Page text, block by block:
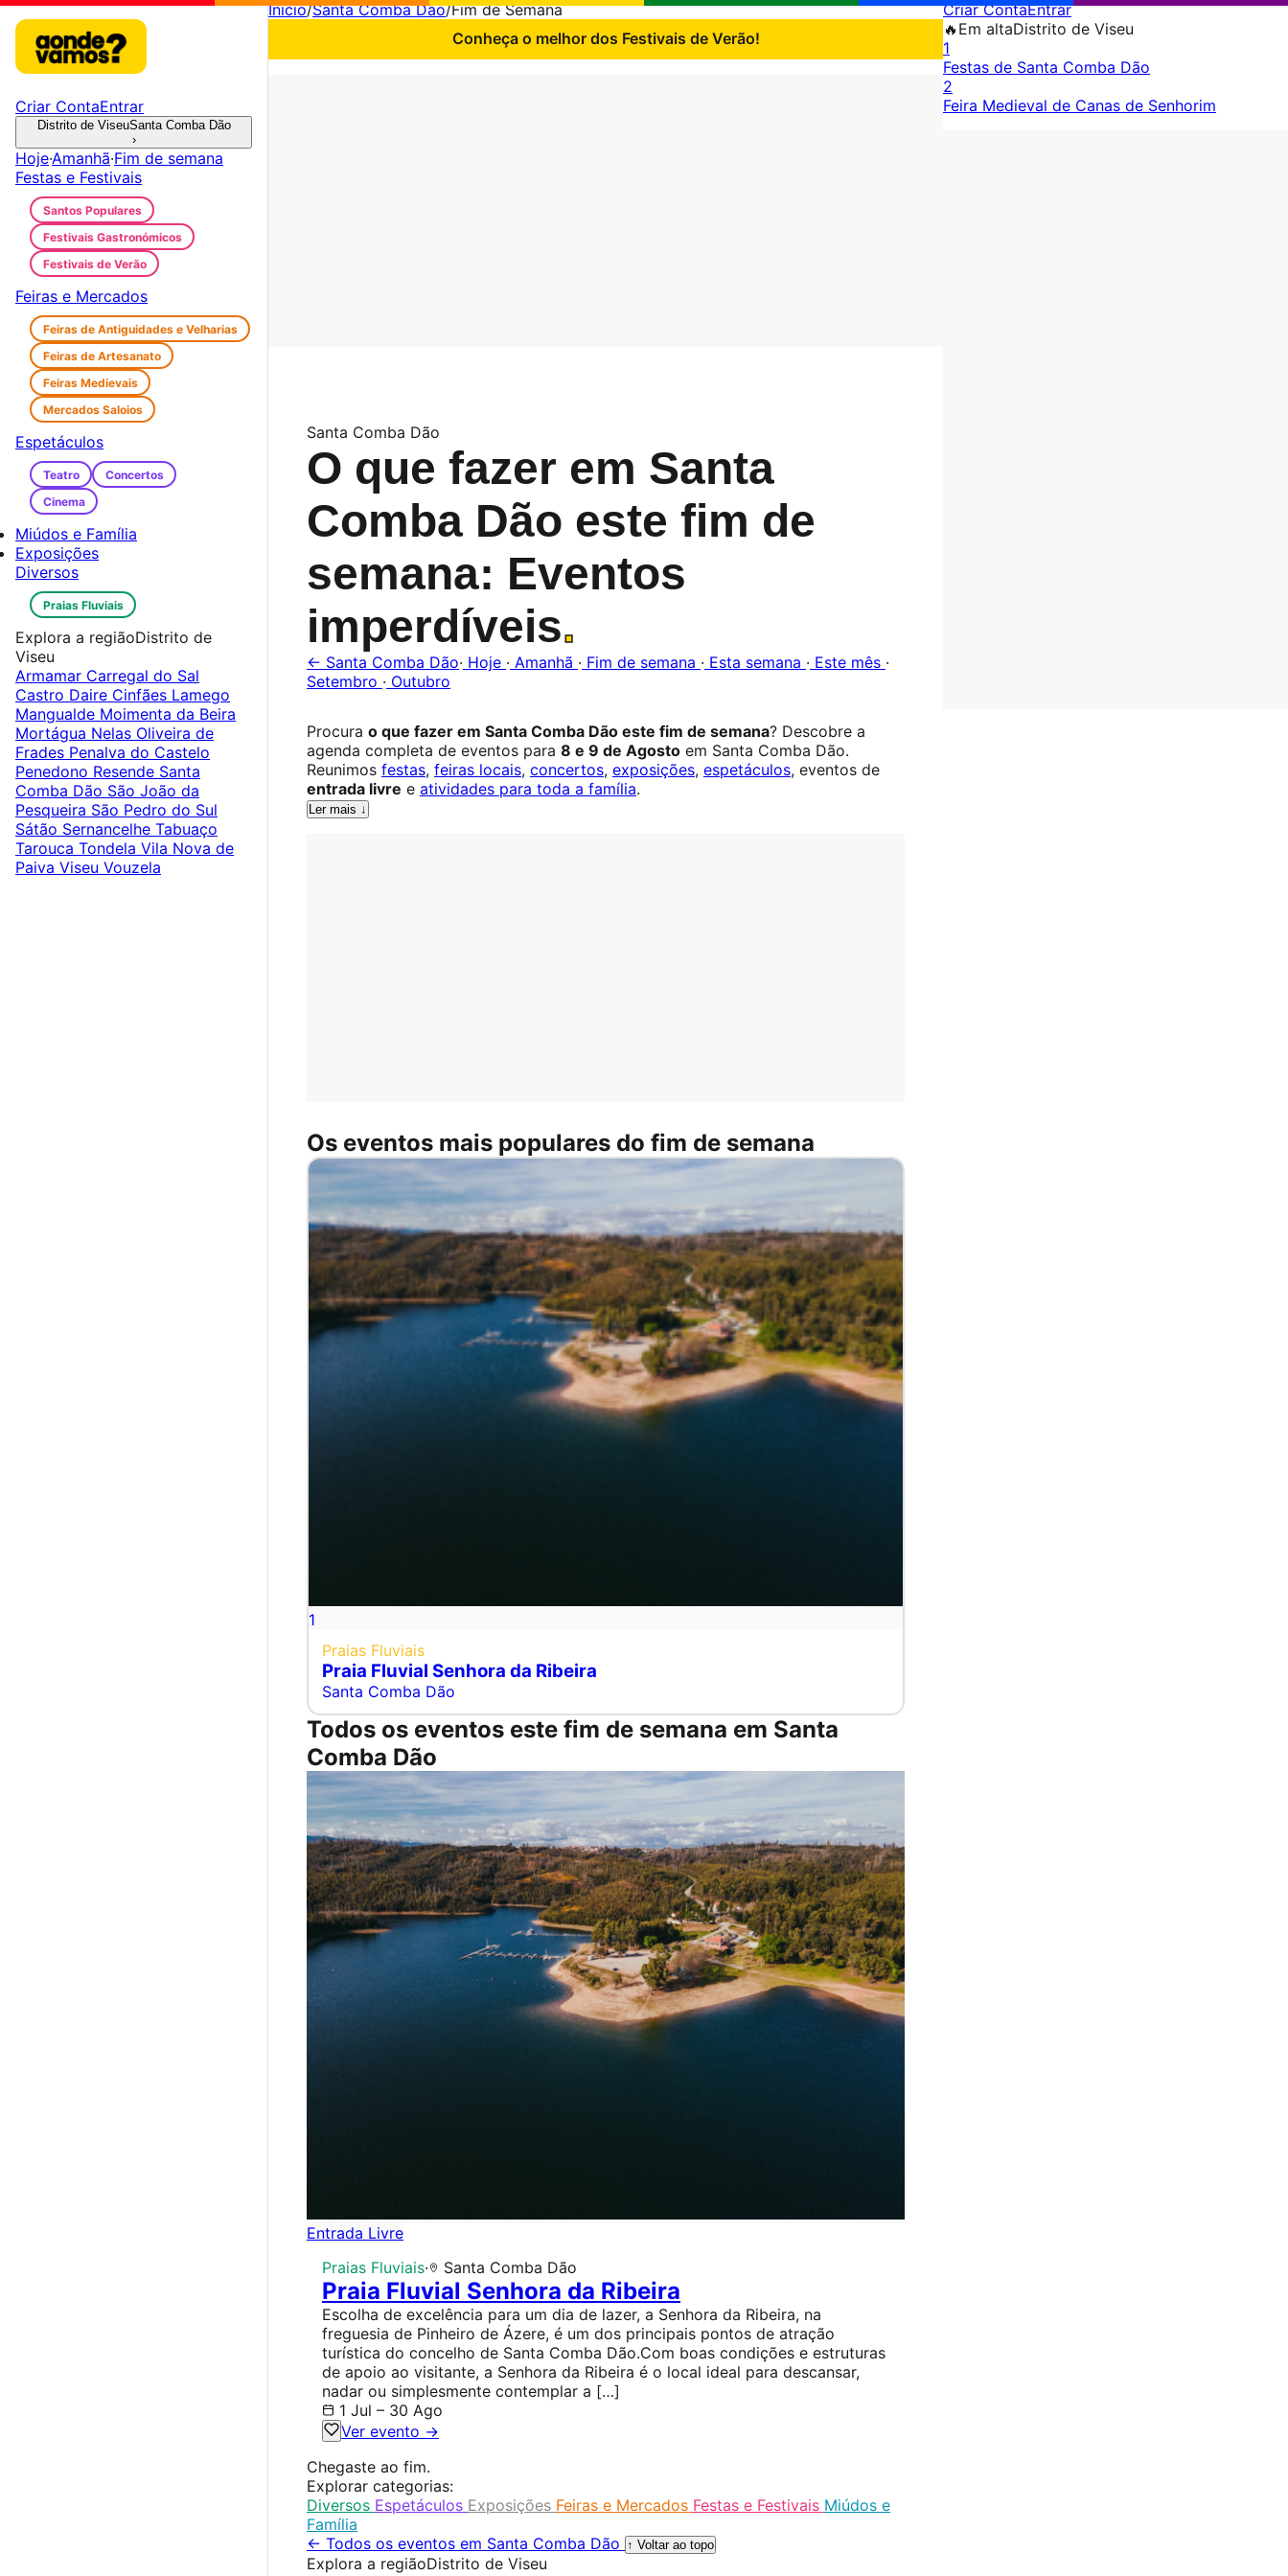
Início/Santa Comba Dão/Fim de Semana
Conheça o melhor dos Festivais de Verão!
Santa Comba Dão
O que fazer em Santa
Comba Dão este fim de
semana: Eventos
imperdíveis.
← Santa Comba Dão· Hoje · Amanhã · Fim de semana · Esta semana · Este mês ·
Setembro · Outubro
Procura o que fazer em Santa Comba Dão este fim de semana? Descobre a
agenda completa de eventos para 8 e 9 de Agosto em Santa Comba Dão.
Reunimos festas, feiras locais, concertos, exposições, espetáculos, eventos de
entrada livre e atividades para toda a família.
Ler mais ↓
Os eventos mais populares do fim de semana
1
Praias Fluviais
Praia Fluvial Senhora da Ribeira
Santa Comba Dão
Todos os eventos este fim de semana em Santa
Comba Dão
Entrada Livre
Praias Fluviais· Santa Comba Dão
Praia Fluvial Senhora da Ribeira
Escolha de excelência para um dia de lazer, a Senhora da Ribeira, na
freguesia de Pinheiro de Ázere, é um dos principais pontos de atração
turística do concelho de Santa Comba Dão.Com boas condições e estruturas
de apoio ao visitante, a Senhora da Ribeira é o local ideal para descansar,
nadar ou simplesmente contemplar a […]
1 Jul – 30 Ago
Ver evento →
Chegaste ao fim.
Explorar categorias:
Diversos Espetáculos Exposições Feiras e Mercados Festas e Festivais Miúdos e
Família
← Todos os eventos em Santa Comba Dão ↑ Voltar ao topo
Explora a regiãoDistrito de Viseu
Criar ContaEntrar
🔥 Em altaDistrito de Viseu
1
Festas de Santa Comba Dão
2
Feira Medieval de Canas de Senhorim
Criar ContaEntrar
Distrito de ViseuSanta Comba Dão
›
Hoje·Amanhã·Fim de semana
Festas e Festivais
Santos Populares
Festivais Gastronómicos
Festivais de Verão
Feiras e Mercados
Feiras de Antiguidades e Velharias
Feiras de Artesanato
Feiras Medievais
Mercados Saloios
Espetáculos
Teatro
Concertos
Cinema
Miúdos e Família
Exposições
Diversos
Praias Fluviais
Explora a regiãoDistrito de
Viseu
Armamar Carregal do Sal
Castro Daire Cinfães Lamego
Mangualde Moimenta da Beira
Mortágua Nelas Oliveira de
Frades Penalva do Castelo
Penedono Resende Santa
Comba Dão São João da
Pesqueira São Pedro do Sul
Sátão Sernancelhe Tabuaço
Tarouca Tondela Vila Nova de
Paiva Viseu Vouzela